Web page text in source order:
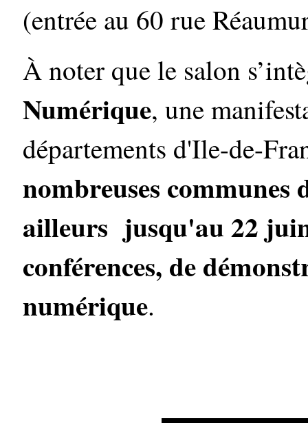
(entrée au 60 rue
À noter que le salon
Numérique, une
départements d'Ile-de-
nombreuses
ailleurs jusqu'au 22
conférences, de
numérique.